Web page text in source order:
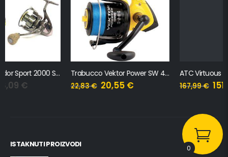
Trabucco Vektor Power SW 4000 + najlon
22,83 €
ATC Virtuous CF 2000
167,99 €
ISTAKNUTI PROIZVODI 0